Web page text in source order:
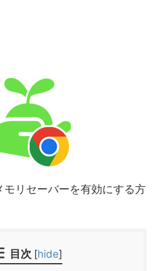
リセーバーを有効にする方
目次 [hide]